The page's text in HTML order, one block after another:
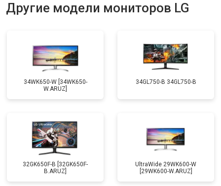
Другие модели мониторов LG
34WK650-W [34WK650-
W.ARUZ]
34GL750-B 34GL750-B
32GK650F-B [32GK650F-
B.ARUZ]
UltraWide 29WK600-W
[29WK600-W.ARUZ]